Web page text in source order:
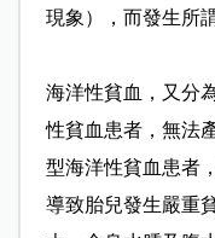
現象），而發生所
海洋性貧血，又分
性貧血患者，無法
型海洋性貧血患者
導致胎兒發生嚴重